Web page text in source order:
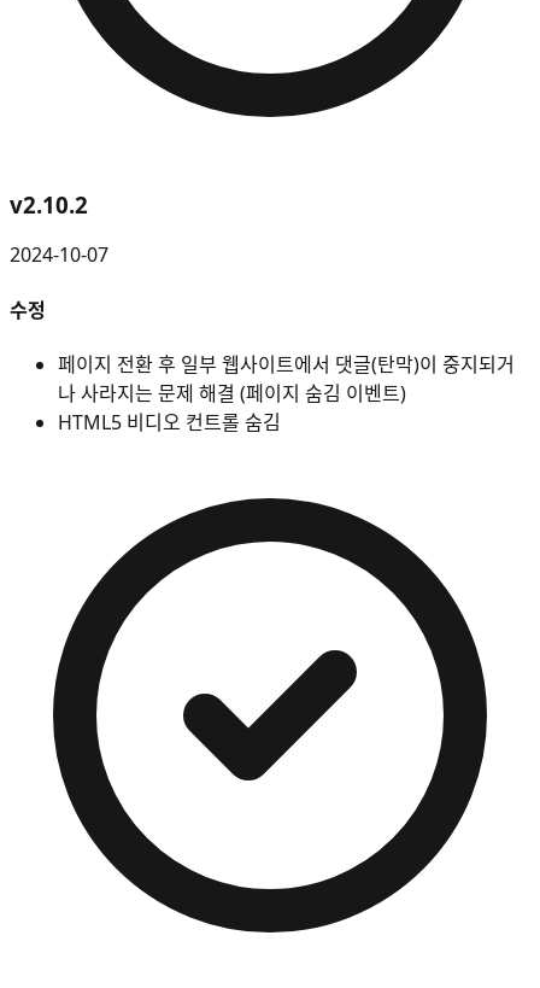
v2.10.2
2024-10-07
수정
페이지 전환 후 일부 웹사이트에서 댓글(탄막)이 중지되거
나 사라지는 문제 해결 (페이지 숨김 이벤트)
HTML5 비디오 컨트롤 숨김